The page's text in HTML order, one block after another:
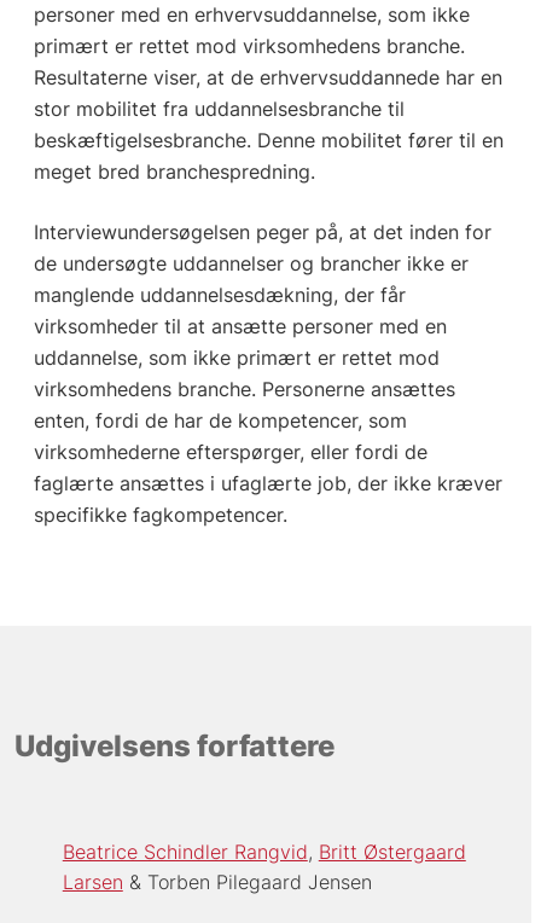
personer med en erhvervsuddannelse, som ikke
primært er rettet mod virksomhedens branche.
Resultaterne viser, at de erhvervsuddannede har en
stor mobilitet fra uddannelsesbranche til
beskæftigelsesbranche. Denne mobilitet fører til en
meget bred branchespredning.
Interviewundersøgelsen peger på, at det inden for
de undersøgte uddannelser og brancher ikke er
manglende uddannelsesdækning, der får
virksomheder til at ansætte personer med en
uddannelse, som ikke primært er rettet mod
virksomhedens branche. Personerne ansættes
enten, fordi de har de kompetencer, som
virksomhederne efterspørger, eller fordi de
faglærte ansættes i ufaglærte job, der ikke kræver
specifikke fagkompetencer.
Udgivelsens forfattere
Beatrice Schindler Rangvid Britt Østergaard
Larsen
Torben Pilegaard Jensen